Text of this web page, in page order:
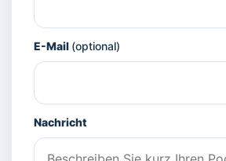
E-Mail (optional)
Nachricht